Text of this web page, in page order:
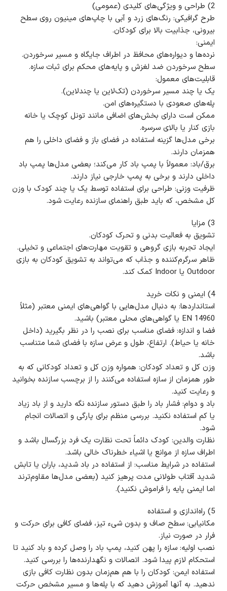
2) طراحی و ویژگی‌های کلیدی (عمومی)
طرح گرافیکی: رنگ‌های زرد و آبی با چاپ‌های مینیون روی سطح
بیرونی، جذابیت بالا برای کودکان.
ایمنی:
نرده‌ها و دیواره‌های محافظ در اطراف جایگاه و مسیر سرخوردن.
سطح سرخوردن ضد لغزش و پایه‌های محکم برای ثبات سازه.
قابلیت‌های معمول:
یک یا چند مسیر سرخوردن (تک‌لاین یا چندلاین).
پله‌های صعودی با دستگیره‌های امن.
ممکن است دارای بخش‌های اضافی مانند تونل کوچک یا خانه
بازی کنار یا بالای سرسره.
برخی مدل‌ها گزینه استفاده در فضای باز و فضای داخلی را هم
همزمان دارند.
برق/باد: معمولاً با پمپ باد کار می‌کند؛ بعضی مدل‌ها پمپ باد
داخلی دارند و برخی به پمپ خارجی نیاز دارند.
ظرفیت وزنی: طراحی برای استفاده توسط یک یا چند کودک با وزن
کل مشخص، که باید طبق راهنمای سازنده رعایت شود.
3) مزایا
تشویق به فعالیت بدنی و تحرک کودکان.
ایجاد تجربه بازی گروهی و تقویت مهارت‌های اجتماعی و تخیلی.
ظاهر سرگرم‌کننده و جذاب که می‌تواند به تشویق کودکان به بازی
Outdoor یا Indoor کمک کند.
4) ایمنی و نکات خرید
استانداردها: به دنبال مدل‌هایی با گواهی‌های ایمنی معتبر (مثلاً
EN 14960 یا گواهی‌های محلی معتبر) باشید.
فضا و اندازه: فضای مناسب برای نصب را در نظر بگیرید (داخل
خانه یا حیاط). ارتفاع، طول و عرض سازه با فضای شما متناسب
باشد.
وزن کل و تعداد کودکان: همواره وزن کل و تعداد کودکانی که به
طور همزمان از سازه استفاده می‌کنند را از برچسب سازنده بخوانید
و رعایت کنید.
باد و دوام: فشار باد را طبق دستور سازنده نگه دارید و از باد زیاد
یا کم استفاده نکنید. بررسی منظم برای پارگی و اتصالات انجام
شود.
نظارت والدین: کودک دائماً تحت نظارت یک فرد بزرگسال باشد و
اطراف سازه از موانع یا اشیاء خطرناک خالی باشد.
استفاده در شرایط مناسب: از استفاده در باد شدید، باران یا تابش
شدید آفتاب طولانی مدت پرهیز کنید (بعضی مدل‌ها مقاوم‌ترند
اما ایمنی پایه را فراموش نکنید).
5) راه‌اندازی و استفاده
مکانیابی: سطح صاف و بدون شیء تیز، فضای کافی برای حرکت و
فرار در صورت نیاز.
نصب اولیه: سازه را پهن کنید، پمپ باد را وصل کرده و باد کنید تا
استحکام لازم پیدا شود. اتصالات و نگهدارنده‌ها را بررسی کنید.
استفاده ایمن: کودکان را با هم هم‌زمان بدون نظارت کافی بازی
ندهید. به آنها آموزش دهید که با پله‌ها و مسیر مشخص حرکت